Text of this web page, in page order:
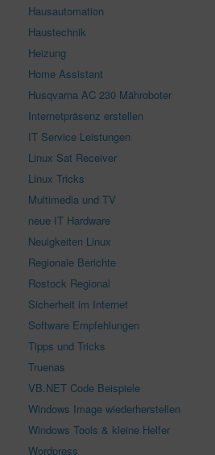
Hausautomation
Haustechnik
Heizung
Home Assistant
Husqvarna AC 230 Mähroboter
Internetpräsenz erstellen
IT Service Leistungen
Linux Sat Receiver
Linux Tricks
Multimedia und TV
neue IT Hardware
Neuigkeiten Linux
Regionale Berichte
Rostock Regional
Sicherheit im Internet
Software Empfehlungen
Tipps und Tricks
Truenas
VB.NET Code Beispiele
Windows Image wiederherstellen
Windows Tools & kleine Helfer
Wordpress